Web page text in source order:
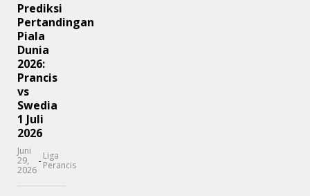
Prediksi
Pertandingan
Piala
Dunia
2026:
Prancis
vs
Swedia
1 Juli
2026
Juni
29,
2026
- Liga
Perancis